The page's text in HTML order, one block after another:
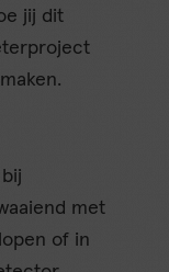
jij dit
met
of in